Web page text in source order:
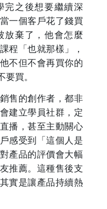
完之後想要繼續深
一個客戶花了錢買
放棄了，他會怎麼
程「也就那樣」，
不但不會再買你的
買。
售的創作者，都非
建立學員社群，定
播，甚至主動關心
感受到「這個人是
產品的評價會大幅
推薦。這種售後支
實是讓產品持續熱